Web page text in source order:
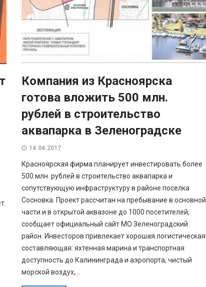
Компания из Красноярска
готова вложить 500 млн.
рублей в строительство
аквапарка в Зеленоградске
14.04.2017
Красноярская фирма планирует инвестировать более
500 млн. рублей в строительство аквапарка и
сопутствующую инфраструктуру в районе поселка
Сосновка. Проект рассчитан на пребывание в основной
части и в открытой аквазоне до 1000 посетителей,
сообщает официальный сайт МО Зеленоградский
район. Инвесторов привлекает хорошая логистическая
составляющая: яхтенная марина и транспортная
доступность до Калининграда и аэропорта, чистый
морской воздух,...